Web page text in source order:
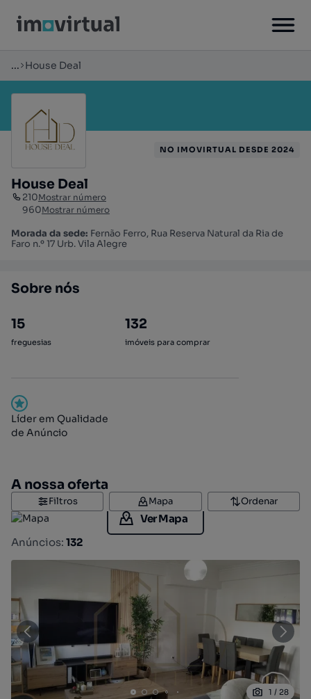
... House Deal
House Deal
210Mostrar número
960Mostrar número
Morada da sede: Fernão Ferro, Rua Reserva Natural da Ria de
Faro n.º 17 Urb. Vila Alegre
NO IMOVIRTUAL DESDE 2024
Sobre nós
15
freguesias
132
imóveis para comprar
Líder em Qualidade
de Anúncio
A nossa oferta
Filtros Mapa Ordenar
Ver Mapa
Anúncios: 132
1 / 28